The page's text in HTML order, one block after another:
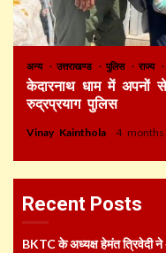
अन्य उत्तराखण्ड पुलिस राज्य
केदारनाथ धाम में अपनों
रुद्रप्रयाग पुलिस
Vinay Kainthola 4 months
Recent Posts
BKTC के अध्यक्ष हेमंत त्रिवेदी